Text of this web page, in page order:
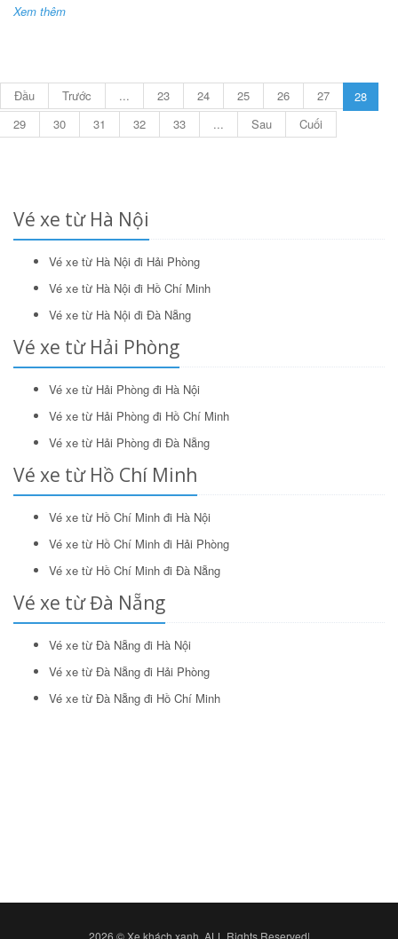
Xem thêm
Đầu Trước ... 23 24 25 26 27
28
29
30 31 32 33 ... Sau Cuối
Vé xe từ Hà Nội
Vé xe từ Hà Nội đi Hải Phòng
Vé xe từ Hà Nội đi Hồ Chí Minh
Vé xe từ Hà Nội đi Đà Nẵng
Vé xe từ Hải Phòng
Vé xe từ Hải Phòng đi Hà Nội
Vé xe từ Hải Phòng đi Hồ Chí Minh
Vé xe từ Hải Phòng đi Đà Nẵng
Vé xe từ Hồ Chí Minh
Vé xe từ Hồ Chí Minh đi Hà Nội
Vé xe từ Hồ Chí Minh đi Hải Phòng
Vé xe từ Hồ Chí Minh đi Đà Nẵng
Vé xe từ Đà Nẵng
Vé xe từ Đà Nẵng đi Hà Nội
Vé xe từ Đà Nẵng đi Hải Phòng
Vé xe từ Đà Nẵng đi Hồ Chí Minh
2026 © Xe khách xanh. ALL Rights Reserved|